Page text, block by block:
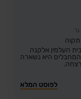
נר
העלמין אלקנה
המחבלים היא נשארה
לפוסט המלא